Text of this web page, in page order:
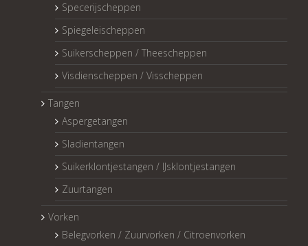
Specerijscheppen
Spiegeleischeppen
Suikerscheppen / Theescheppen
Visdienscheppen / Visscheppen
Tangen
Aspergetangen
Sladientangen
Suikerklontjestangen / IJsklontjestangen
Zuurtangen
Vorken
Belegvorken / Zuurvorken / Citroenvorken